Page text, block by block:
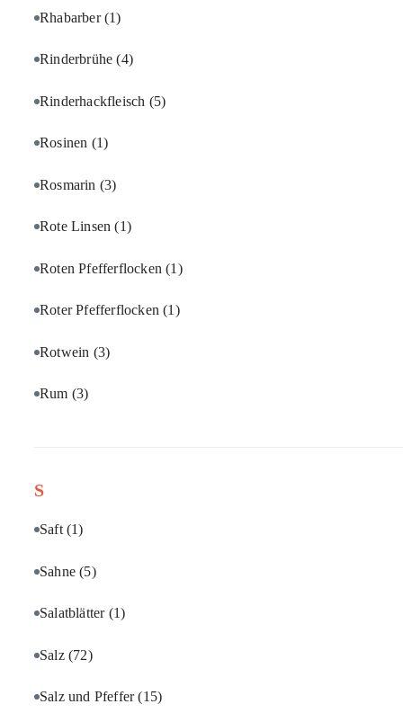
Rhabarber(1)
Rinderbrühe(4)
Rinderhackfleisch (5)
Rosinen (1)
Rosmarin (3)
Rote Linsen(1)
Roten Pfefferflocken(1)
Roter Pfefferflocken(1)
Rotwein (3)
Rum (3)
S
Saft(1)
Sahne(5)
Salatblätter (1)
Salz (72)
Salz und Pfeffer(15)